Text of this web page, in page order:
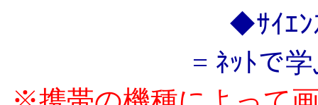
◆ｻｲｴ
= ﾈｯﾄで